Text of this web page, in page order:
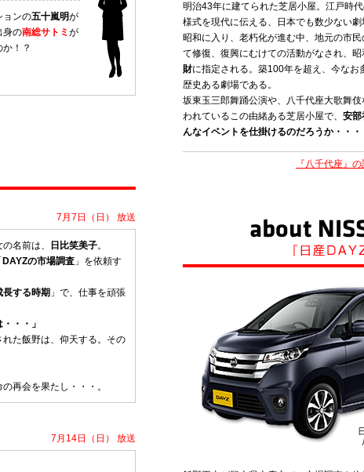
ョンの五十嵐明が
身の南総サトミ が
！？
7月7日（日） 放送
名前は、 日比笑美子。
DAYZの市場調査 」を依頼す
長する時期 」で、仕事を頑張
・・」
た飯野は、仰天する。その
再会を果たし・・・。
7月14日（日） 放送
明治43年に建てられた芝居小屋。江戸時
様式を現代に伝える、日本でも数少ない劇
昭和に入り、老朽化が進む中、地元の市
て修復、復興にむけての活動がなされ、
財に指定される。築100年を超え、今なお
歴史ある劇場である。
坂東玉三郎舞踊公演や、八千代座大歌舞
われているこの由緒ある芝居小屋で、 安部
んなイベントを仕掛けるのだろうか・・・
『八千代座』